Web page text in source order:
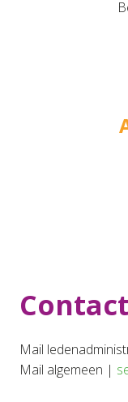
Contact
Mail
Mail algemeen |